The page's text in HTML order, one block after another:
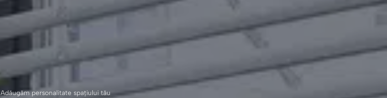
Adăugăm personalitate spațiului tău